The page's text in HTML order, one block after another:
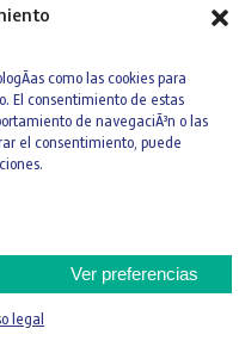
como las cookies para
El consentimiento de estas
de navegaciÃ³n o las
el consentimiento, puede
Ver preferencias
legal
y